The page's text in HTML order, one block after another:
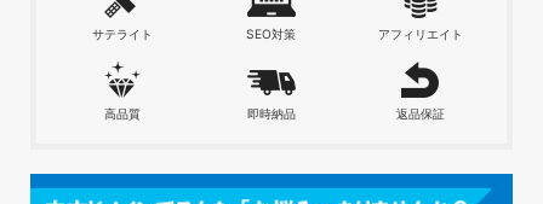
サテライト SEO対策 アフィリエイト
高品質 即時納品 返品保証